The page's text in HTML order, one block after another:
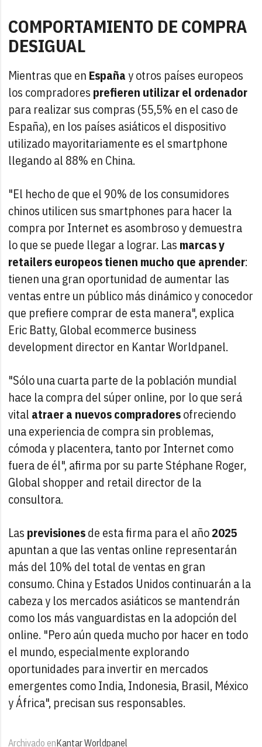
COMPORTAMIENTO DE COMPRA
DESIGUAL
Mientras que en Españay otros países europeos
los compradores prefieren utilizar el ordenador
para realizar sus compras (55,5% en el caso de
España), en los países asiáticos el dispositivo
utilizado mayoritariamente es el smartphone
llegando al 88% en China.
"El hecho de que el 90% de los consumidores
chinos utilicen sus smartphones para hacer la
compra por Internet es asombroso y demuestra
lo que se puede llegar a lograr. Las marcas y
retailers europeos tienen mucho que aprender:
tienen una gran oportunidad de aumentar las
ventas entre un público más dinámico y conocedor
que prefiere comprar de esta manera", explica
Eric Batty, Global ecommerce business
development director en Kantar Worldpanel.
"Sólo una cuarta parte de la población mundial
hace la compra del súper online, por lo que será
vital atraer a nuevos compradoresofreciendo
una experiencia de compra sin problemas,
cómoda y placentera, tanto por Internet como
fuera de él", afirma por su parte Stéphane Roger,
Global shopper and retail director de la
consultora.
Las previsionesde esta firma para el año2025
apuntan a que las ventas online representarán
más del 10% del total de ventas en gran
consumo. China y Estados Unidos continuarán a la
cabeza y los mercados asiáticos se mantendrán
como los más vanguardistas en la adopción del
online. "Pero aún queda mucho por hacer en todo
el mundo, especialmente explorando
oportunidades para invertir en mercados
emergentes como India, Indonesia, Brasil, México
y África", precisan sus responsables.
Archivado enKantar Worldpanel